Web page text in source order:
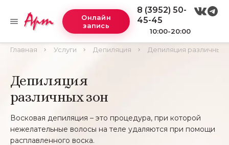
Онлайн
запись
8 (3952) 50-
45-45
10:00-20:00
Главная Услуги Депиляция Депиляция различных
Депиляция
различных зон
Восковая депиляция – это процедура, при которой
нежелательные волосы на теле удаляются при помощи
расплавленного воска.